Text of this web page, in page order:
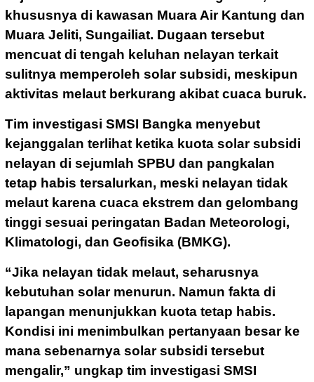
khususnya di kawasan Muara Air Kantung dan
Muara Jeliti, Sungailiat. Dugaan tersebut
mencuat di tengah keluhan nelayan terkait
sulitnya memperoleh solar subsidi, meskipun
aktivitas melaut berkurang akibat cuaca buruk.
Tim investigasi SMSI Bangka menyebut
kejanggalan terlihat ketika kuota solar subsidi
nelayan di sejumlah SPBU dan pangkalan
tetap habis tersalurkan, meski nelayan tidak
melaut karena cuaca ekstrem dan gelombang
tinggi sesuai peringatan Badan Meteorologi,
Klimatologi, dan Geofisika (BMKG).
“Jika nelayan tidak melaut, seharusnya
kebutuhan solar menurun. Namun fakta di
lapangan menunjukkan kuota tetap habis.
Kondisi ini menimbulkan pertanyaan besar ke
mana sebenarnya solar subsidi tersebut
mengalir,” ungkap tim investigasi SMSI